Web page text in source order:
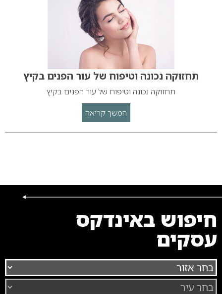
תחזוקה נכונה וטיפוח של עור הפנים בקיץ
תחזוקה נכונה וטיפוח של עור הפנים בקיץ
המשך קריאה
חיפוש באינדקס
עסקים